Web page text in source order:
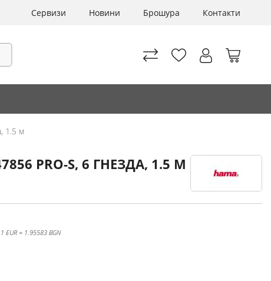
Сервизи Новини Брошура Контакти
Моята
1.5 м
PRO-S, 6 ГНЕЗДА, 1.5 М
EUR = 1.95583 BGN